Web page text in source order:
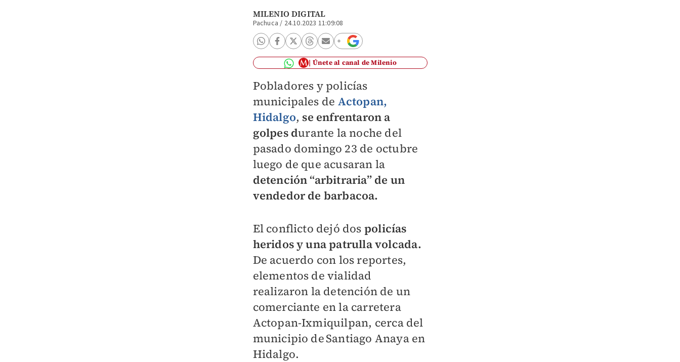
MILENIO DIGITAL
Pachuca / 24.10.2023 11:09:08
Únete al canal de Milenio
Pobladores y policías
municipales de Actopan,
Hidalgo, se enfrentaron a
golpes durante la noche del
pasado domingo 23 de octubre
luego de que acusaran la
detención “arbitraria” de un
vendedor de barbacoa.
El conflicto dejó dos policías
heridos y una patrulla volcada.
De acuerdo con los reportes,
elementos de vialidad
realizaron la detención de un
comerciante en la carretera
Actopan-Ixmiquilpan, cerca del
municipio de Santiago Anaya en
Hidalgo.